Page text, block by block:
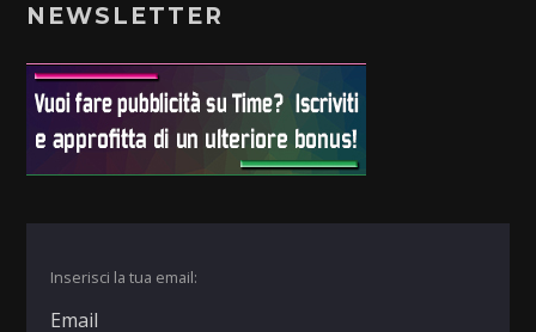
NEWSLETTER
Inserisci la tua email: